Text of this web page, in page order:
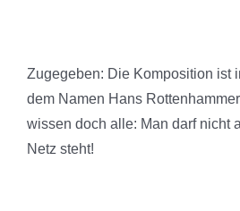
Zugegeben: Die Komposition ist
dem Namen Hans
wissen doch alle: Man darf nicht
Netz steht!